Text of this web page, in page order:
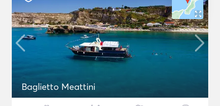
Baglietto Meattini